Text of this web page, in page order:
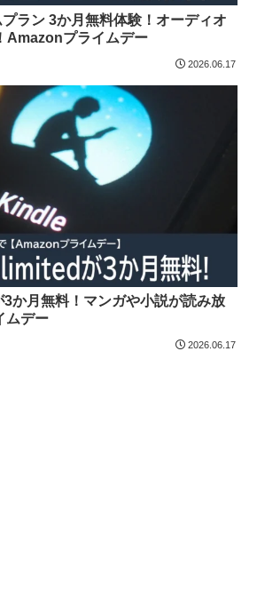
ラン 3か月無料体験！オーディオ
Amazonプライムデー
2026.06.17
か月無料！マンガや小説が読み放
ムデー
2026.06.17